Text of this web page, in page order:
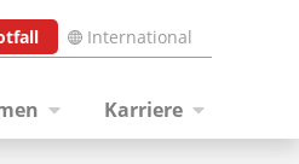
International
Karriere